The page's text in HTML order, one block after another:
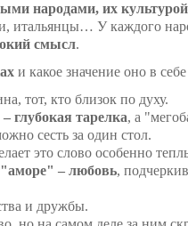
народами, их
итальянцы… У каждого
смысл.
и какое значение оно в себе
тот, кто близок по духу.
глубокая тарелка, а
сесть за один стол.
это слово особенно
"аморе" – любовь,
и дружбы.